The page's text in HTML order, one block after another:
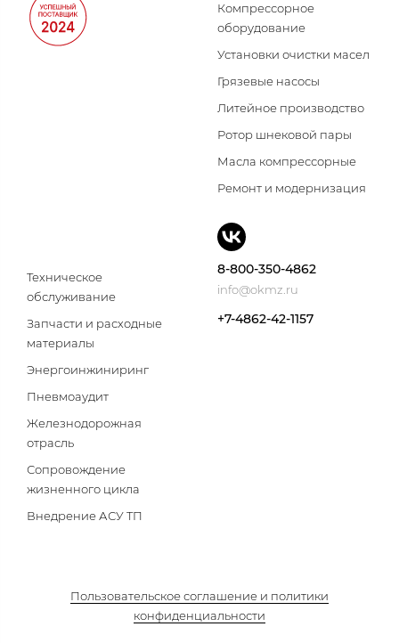
Компрессорное
оборудование
Установки очистки масел
Грязевые насосы
Литейное производство
Ротор шнековой пары
Масла компрессорные
Ремонт и модернизация
Техническое
обслуживание
Запчасти и расходные
материалы
Энергоинжиниринг
Пневмоаудит
Железнодорожная
отрасль
Сопровождение
жизненного цикла
Внедрение АСУ ТП
8-800-350-4862
info@okmz.ru
+7-4862-42-1157
Пользовательское соглашение и политики
конфиденциальности